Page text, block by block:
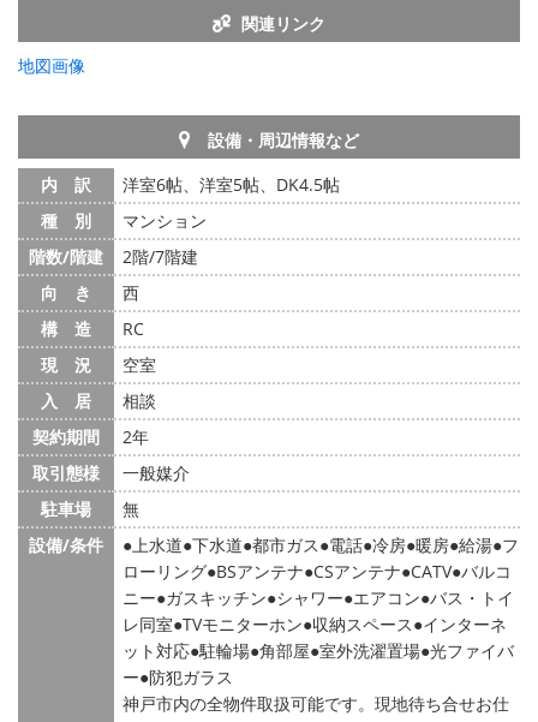
関連リンク
地図画像
設備・周辺情報など
内 訳
洋室6帖、洋室5帖、DK4.5帖
種 別
マンション
階数/階建
2階/7階建
向 き
西
構 造
RC
現 況
空室
入 居
相談
契約期間
2年
取引態様
一般媒介
駐車場
無
設備/条件
上水道 下水道 都市ガス 電話 冷房 暖房 給湯 フ
ローリング BSアンテナ CSアンテナ CATV バルコ
ニー ガスキッチン シャワー エアコン バス・トイ
レ同室 TVモニターホン 収納スペース インターネ
ット対応 駐輪場 角部屋 室外洗濯置場 光ファイバ
ー 防犯ガラス
神戸市内の全物件取扱可能です。現地待ち合せお仕